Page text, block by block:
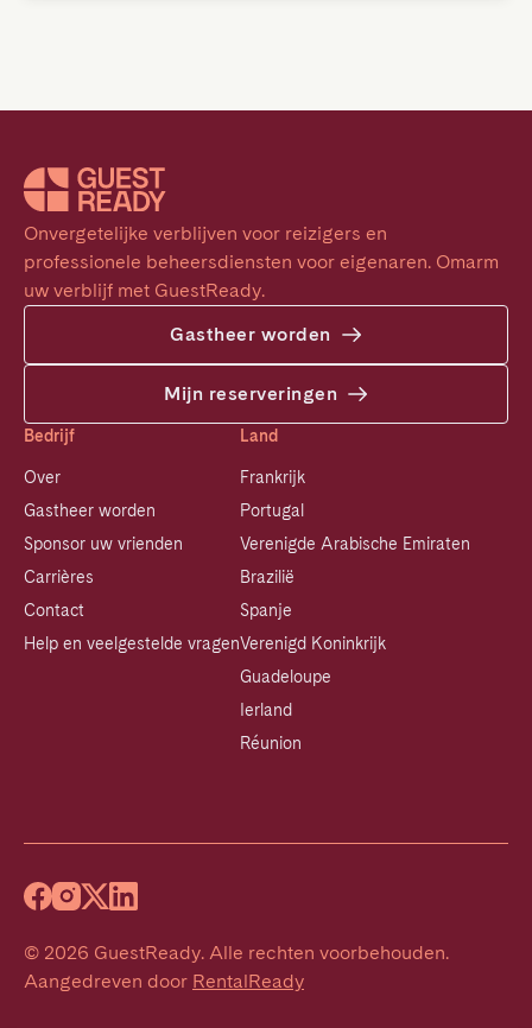
Onvergetelijke verblijven voor reizigers en
professionele beheersdiensten voor eigenaren. Omarm
uw verblijf met GuestReady.
Gastheer worden
Mijn reserveringen
Bedrijf
Over
Gastheer worden
Sponsor uw vrienden
Carrières
Contact
Help en veelgestelde vragen
Land
Frankrijk
Portugal
Verenigde Arabische Emiraten
Brazilië
Spanje
Verenigd Koninkrijk
Guadeloupe
Ierland
Réunion
© 2026 GuestReady. Alle rechten voorbehouden.
Aangedreven door RentalReady